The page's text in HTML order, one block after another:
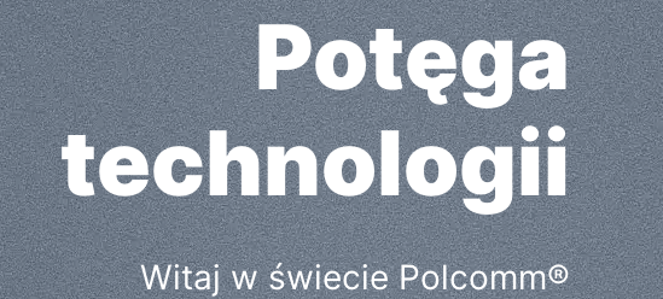
Potęga
technologii
Witaj w świecie Polcomm®